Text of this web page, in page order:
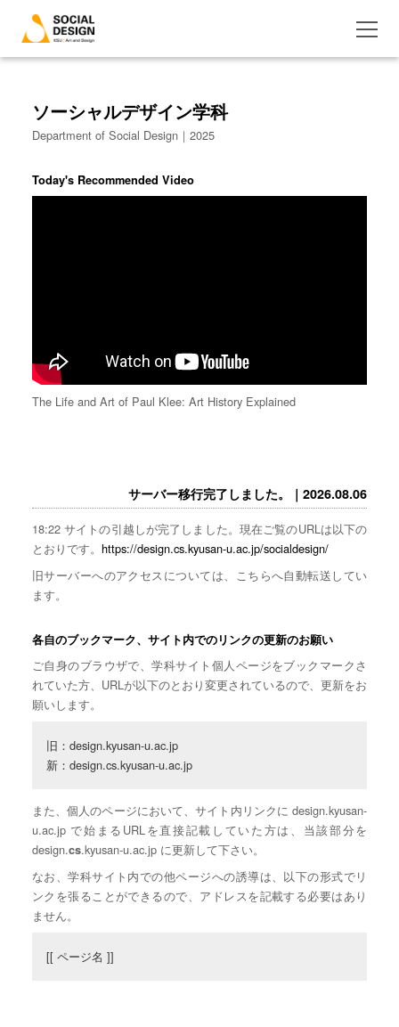
ソーシャルデザイン学科
Department of Social Design｜2025
Today's Recommended Video
The Life and Art of Paul Klee: Art History Explained
サーバー移行完了しました。｜2026.08.06
18:22 サイトの引越しが完了しました。現在ご覧のURLは以下の
とおりです。 https://design.cs.kyusan-u.ac.jp/socialdesign/
旧サーバーへのアクセスについては、こちらへ自動転送してい
ます。
各自のブックマーク、サイト内でのリンクの更新のお願い
ご自身のブラウザで、学科サイト個人ページをブックマークさ
れていた方、URLが以下のとおり変更されているので、更新をお
願いします。
旧：design.kyusan-u.ac.jp
新：design.cs.kyusan-u.ac.jp
また、個人のページにおいて、サイト内リンクに design.kyusan-
u.ac.jp で始まるURLを直接記載していた方は、当該部分を
design.cs.kyusan-u.ac.jp に更新して下さい。
なお、学科サイト内での他ページへの誘導は、以下の形式でリ
ンクを張ることができるので、アドレスを記載する必要はあり
ません。
[[ ページ名 ]]